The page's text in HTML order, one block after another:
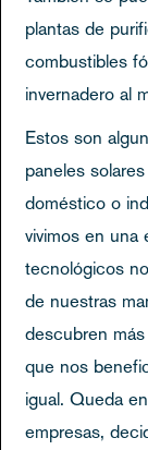
plantas de
combustibles
invernadero al
Estos son
paneles
doméstico o
vivimos en una
tecnológicos
de nuestras
descubren
que nos
igual. Queda
empresas,